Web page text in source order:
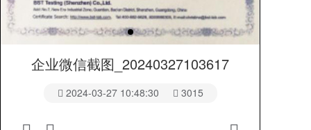
企业微信截图_20240327103617
2024-03-27 10:48:30 3015